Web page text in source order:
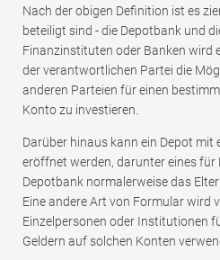
Nach der obigen Definition ist es
beteiligt sind - die Depotbank und
Finanzinstituten oder Banken wird
der verantwortlichen Partei die
anderen Parteien für einen
Konto zu investieren.
Darüber hinaus kann ein Depot mit
eröffnet werden, darunter eines für
Depotbank normalerweise das
Eine andere Art von Formular wird
Einzelpersonen oder Institutionen
Geldern auf solchen Konten